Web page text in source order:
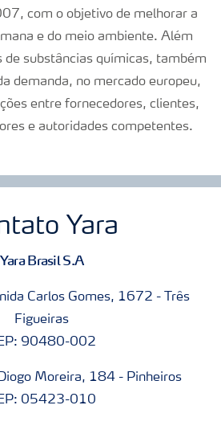
com o objetivo de melhorar a
e do meio ambiente. Além
de substâncias químicas, também
demanda, no mercado europeu,
entre fornecedores, clientes,
e autoridades competentes.
Yara
Yara Brasil S.A
Carlos Gomes, 1672 - Três
Figueiras
90480-002
Moreira, 184 - Pinheiros
05423-010